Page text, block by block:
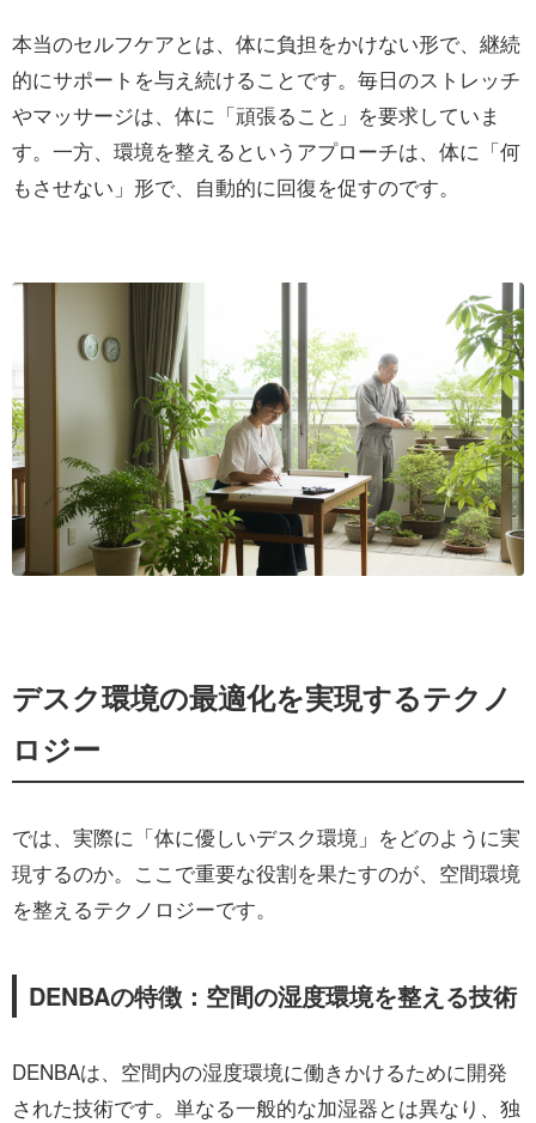
本当のセルフケアとは、体に負担をかけない形で、継続
的にサポートを与え続けることです。毎日のストレッチ
やマッサージは、体に「頑張ること」を要求していま
す。一方、環境を整えるというアプローチは、体に「何
もさせない」形で、自動的に回復を促すのです。
デスク環境の最適化を実現するテクノ
ロジー
では、実際に「体に優しいデスク環境」をどのように実
現するのか。ここで重要な役割を果たすのが、空間環境
を整えるテクノロジーです。
DENBAの特徴：空間の湿度環境を整える技術
DENBAは、空間内の湿度環境に働きかけるために開発
された技術です。単なる一般的な加湿器とは異なり、独